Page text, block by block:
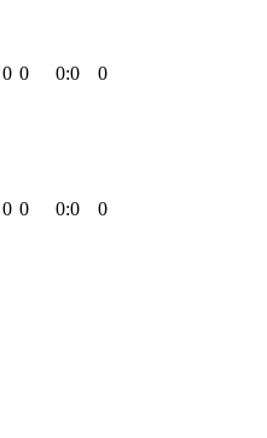
0 0 0:0 0
0 0 0:0 0